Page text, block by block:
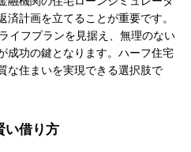
計画を立てることが重要です。
イフプランを見据え、無理のない
成功の鍵となります。ハーフ住宅
な住まいを実現できる選択肢で
い借り方